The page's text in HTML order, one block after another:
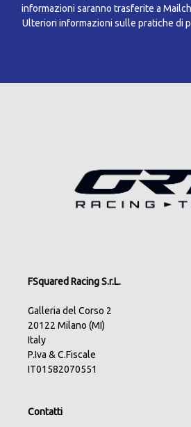
informazioni saranno trasferite a
Ulteriori informazioni sulle pratiche di
FSquared Racing S.r.L.
Galleria del Corso 2
20122 Milano (MI)
Italy
P.Iva & C.Fiscale
IT01582070551
Contatti